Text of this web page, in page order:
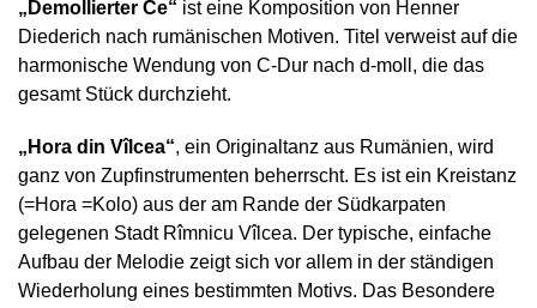
„Demollierter Ce“ ist eine Komposition von Henner
Diederich nach rumänischen Motiven. Titel verweist auf die
harmonische Wendung von C-Dur nach d-moll, die das
gesamt Stück durchzieht.
„Hora din Vîlcea“, ein Originaltanz aus Rumänien, wird
ganz von Zupfinstrumenten beherrscht. Es ist ein Kreistanz
(=Hora =Kolo) aus der am Rande der Südkarpaten
gelegenen Stadt Rîmnicu Vîlcea. Der typische, einfache
Aufbau der Melodie zeigt sich vor allem in der ständigen
Wiederholung eines bestimmten Motivs. Das Besondere